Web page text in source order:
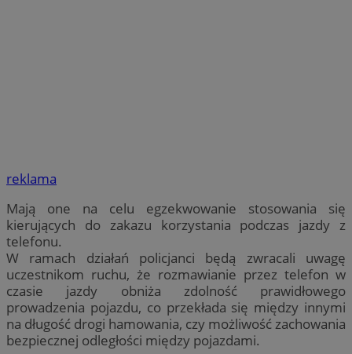
reklama
Mają one na celu egzekwowanie stosowania się
kierujących do zakazu korzystania podczas jazdy z
telefonu.
W ramach działań policjanci będą zwracali uwagę
uczestnikom ruchu, że rozmawianie przez telefon w
czasie jazdy obniża zdolność prawidłowego
prowadzenia pojazdu, co przekłada się między innymi
na długość drogi hamowania, czy możliwość zachowania
bezpiecznej odległości między pojazdami.